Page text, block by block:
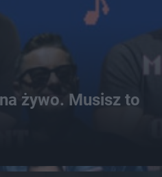
żywo. Musisz to